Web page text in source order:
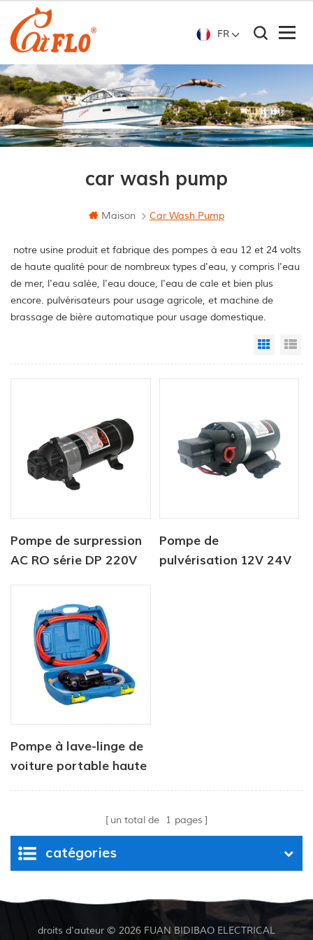
FR
car wash pump
Maison Car Wash Pump
notre usine produit et fabrique des pompes à eau 12 et 24 volts
de haute qualité pour de nombreux types d'eau, y compris l'eau
de mer, l'eau salée, l'eau douce, l'eau de cale et bien plus
encore. pulvérisateurs pour usage agricole, et machine de
brassage de bière automatique pour usage domestique.
Grid
Pompe de surpression
AC RO série DP 220V
Pompe de
pulvérisation 12V 24V
Pompe à lave-linge de
voiture portable haute
un total de 1 pages
catégories
droits d'auteur © 2026 FUAN BIDIBAO ELECTRICAL